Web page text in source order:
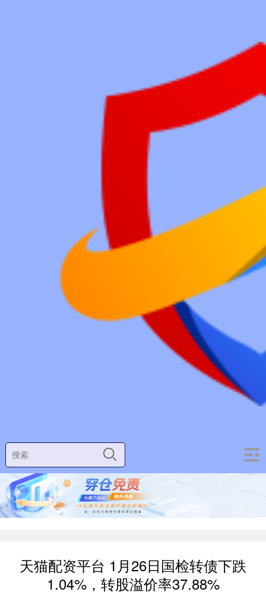
天猫配资平台 1月26日国检转债下跌
1.04%，转股溢价率37.88%